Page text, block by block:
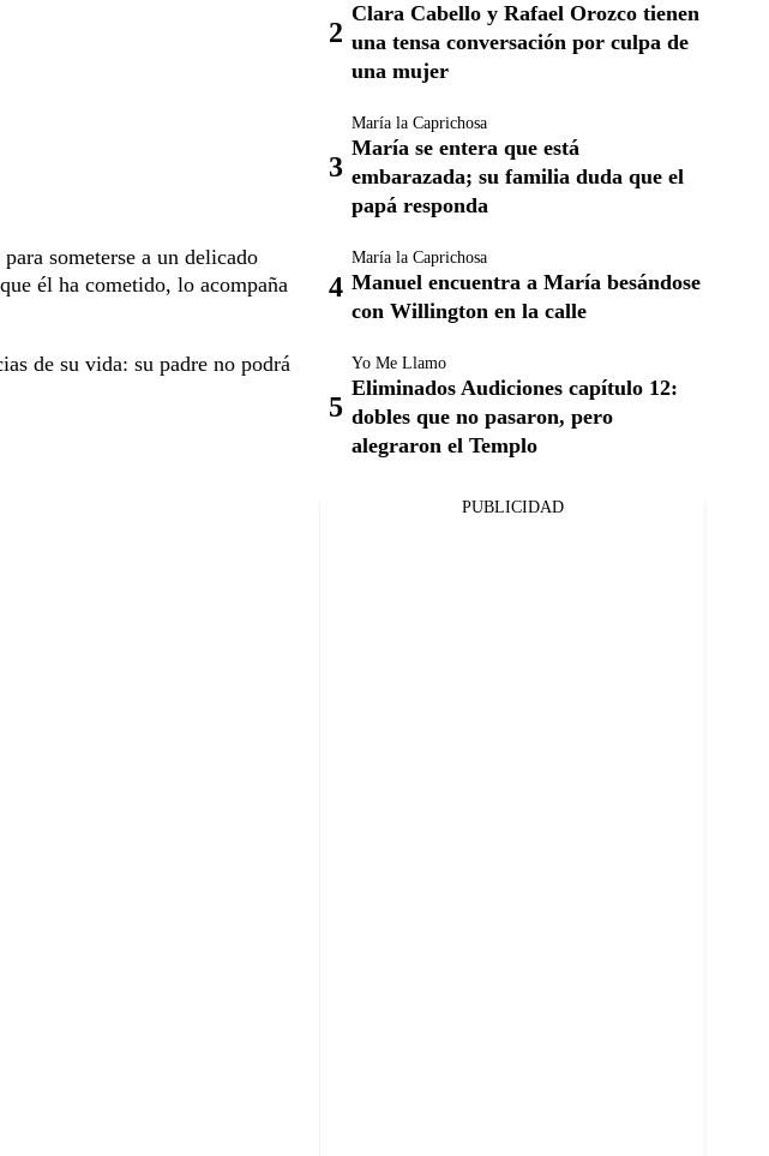
someterse a un delicado
él ha cometido, lo acompaña
de su vida: su padre no podrá
Clara Cabello y Rafael Orozco tienen
una tensa conversación por culpa de
una mujer
María la Caprichosa
María se entera que está
embarazada; su familia duda que el
papá responda
María la Caprichosa
Manuel encuentra a María besándose
con Willington en la calle
Yo Me Llamo
Eliminados Audiciones capítulo 12:
dobles que no pasaron, pero
alegraron el Templo
PUBLICIDAD